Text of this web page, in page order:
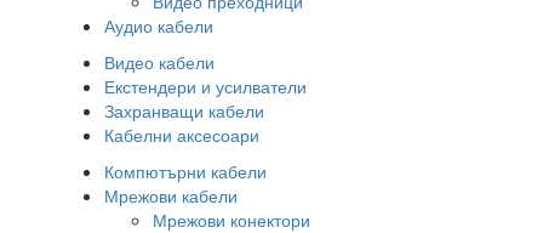
Аудио кабели
Видео кабели
Екстендери и усилватели
Захранващи кабели
Кабелни аксесоари
Компютърни кабели
Мрежови кабели
Мрежови конектори